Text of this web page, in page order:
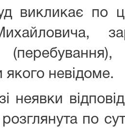
по цій
якого невідоме.
по